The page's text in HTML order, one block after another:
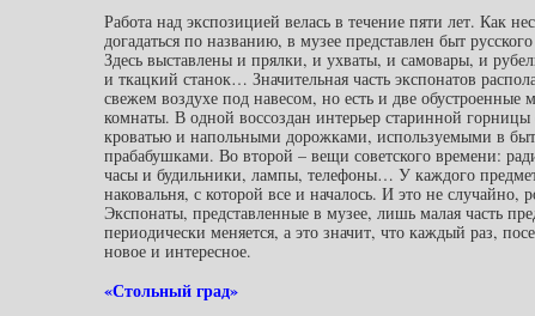
Работа над экспозицией велась в течение пяти лет. Как
догадаться по названию, в музее представлен быт
Здесь выставлены и прялки, и ухваты, и самовары, и
и ткацкий станок… Значительная часть экспонатов
свежем воздухе под навесом, но есть и две обустроенные
комнаты. В одной воссоздан интерьер старинной горницы
кроватью и напольными дорожками, используемыми в
прабабушками. Во второй – вещи советского времени:
часы и будильники, лампы, телефоны… У каждого
наковальня, с которой все и началось. И это не случайно,
Экспонаты, представленные в музее, лишь малая часть
периодически меняется, а это значит, что каждый раз,
новое и интересное.
«Стольный град»